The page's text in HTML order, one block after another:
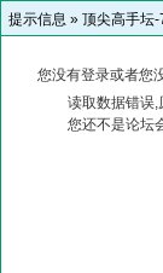
提示信息 » 顶尖高手坛
您没有登录或者您
读取数据错误,
您还不是论坛